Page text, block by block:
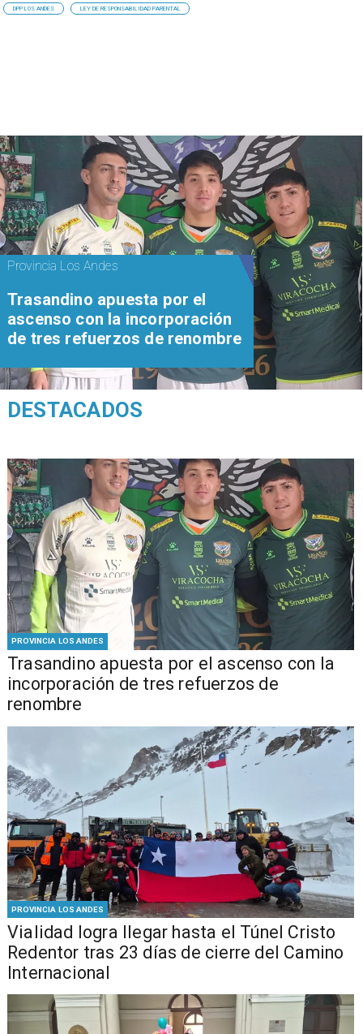
DPP LOS ANDES LEY DE RESPONSABILIDAD PARENTAL
PROVINCIA LOS ANDES
Trasandino apuesta por el ascenso con la
incorporación de tres refuerzos de
renombre
PROVINCIA LOS ANDES
Vialidad logra llegar hasta el Túnel Cristo
Redentor tras 23 días de cierre del Camino
Internacional
Provincia Los Andes
Trasandino apuesta por el
ascenso con la incorporación
de tres refuerzos de renombre
DESTACADOS